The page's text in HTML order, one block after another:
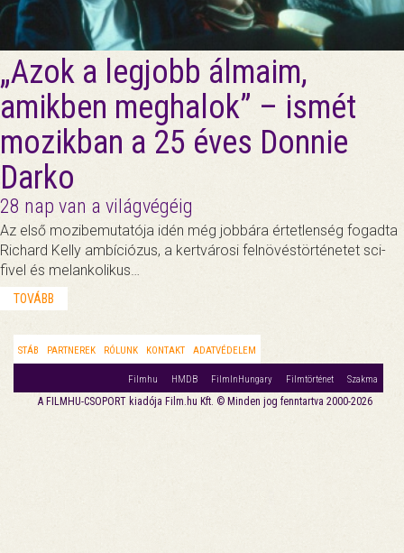
„Azok a legjobb álmaim,
amikben meghalok” – ismét
mozikban a 25 éves Donnie
Darko
28 nap van a világvégéig
Az első mozibemutatója idén még jobbára értetlenség fogadta
Richard Kelly ambíciózus, a kertvárosi felnövéstörténetet sci-
fivel és melankolikus…
TOVÁBB
STÁB PARTNEREK RÓLUNK KONTAKT ADATVÉDELEM
Filmhu HMDB FilmInHungary Filmtörténet Szakma
A FILMHU-CSOPORT kiadója Film.hu Kft. © Minden jog fenntartva 2000-2026